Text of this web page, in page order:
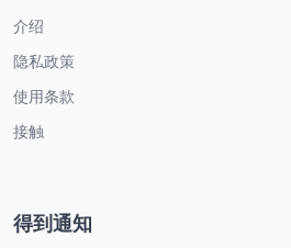
介绍
隐私政策
使用条款
接触
得到通知